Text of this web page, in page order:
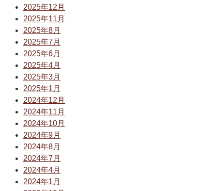
2025年12月
2025年11月
2025年8月
2025年7月
2025年6月
2025年4月
2025年3月
2025年1月
2024年12月
2024年11月
2024年10月
2024年9月
2024年8月
2024年7月
2024年4月
2024年1月